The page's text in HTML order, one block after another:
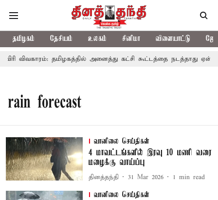
தமிழகம் தேசியம் உலகம் சினிமா விளையாட்டு
விவகாரம்: தமிழகத்தில் அனைத்து கட்சி கூட்டத்தை நடத்தாது ஏன்?
rain forecast
வானிலை செய்திகள்
4 மாவட்டங்களில் இரவு 10 மணி வரை
மழைக்கு வாய்ப்பு
தினத்தந்தி 31 Mar 2026 1 min read
வானிலை செய்திகள்